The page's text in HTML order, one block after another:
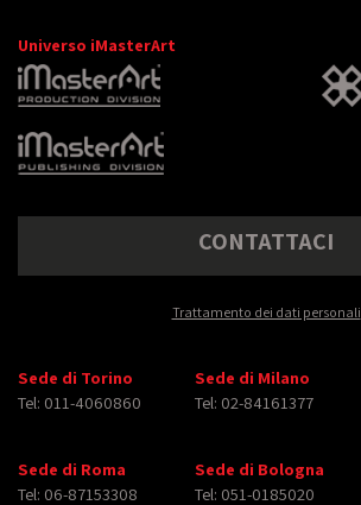
Universo iMasterArt
CONTATTACI
Trattamento dei dati personali
Sede di Torino
Tel: 011-4060860
Sede di Milano
Tel: 02-84161377
Sede di Roma
Tel: 06-87153308
Sede di Bologna
Tel: 051-0185020